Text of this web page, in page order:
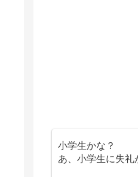
小学生かな？
あ、小学生に失礼